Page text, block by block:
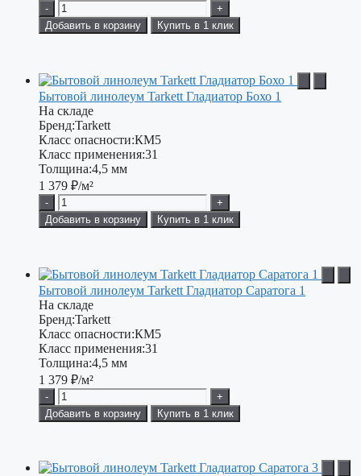
-
+
Добавить в корзину
Купить в 1 клик
Бытовой линолеум Tarkett Гладиатор Бохо 1
На складе
Бренд:Tarkett
Класс опасности:КМ5
Класс применения:31
Толщина:4,5 мм
1 379 ₽/м²
-
+
Добавить в корзину
Купить в 1 клик
Бытовой линолеум Tarkett Гладиатор Саратога 1
На складе
Бренд:Tarkett
Класс опасности:КМ5
Класс применения:31
Толщина:4,5 мм
1 379 ₽/м²
-
+
Добавить в корзину
Купить в 1 клик